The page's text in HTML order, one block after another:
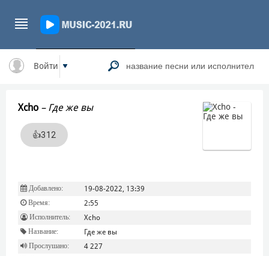
Войти
Xcho – Где же вы
👍312
Добавлено: 19-08-2022, 13:39
Время: 2:55
Исполнитель: Xcho
Название: Где же вы
Прослушано: 4 227